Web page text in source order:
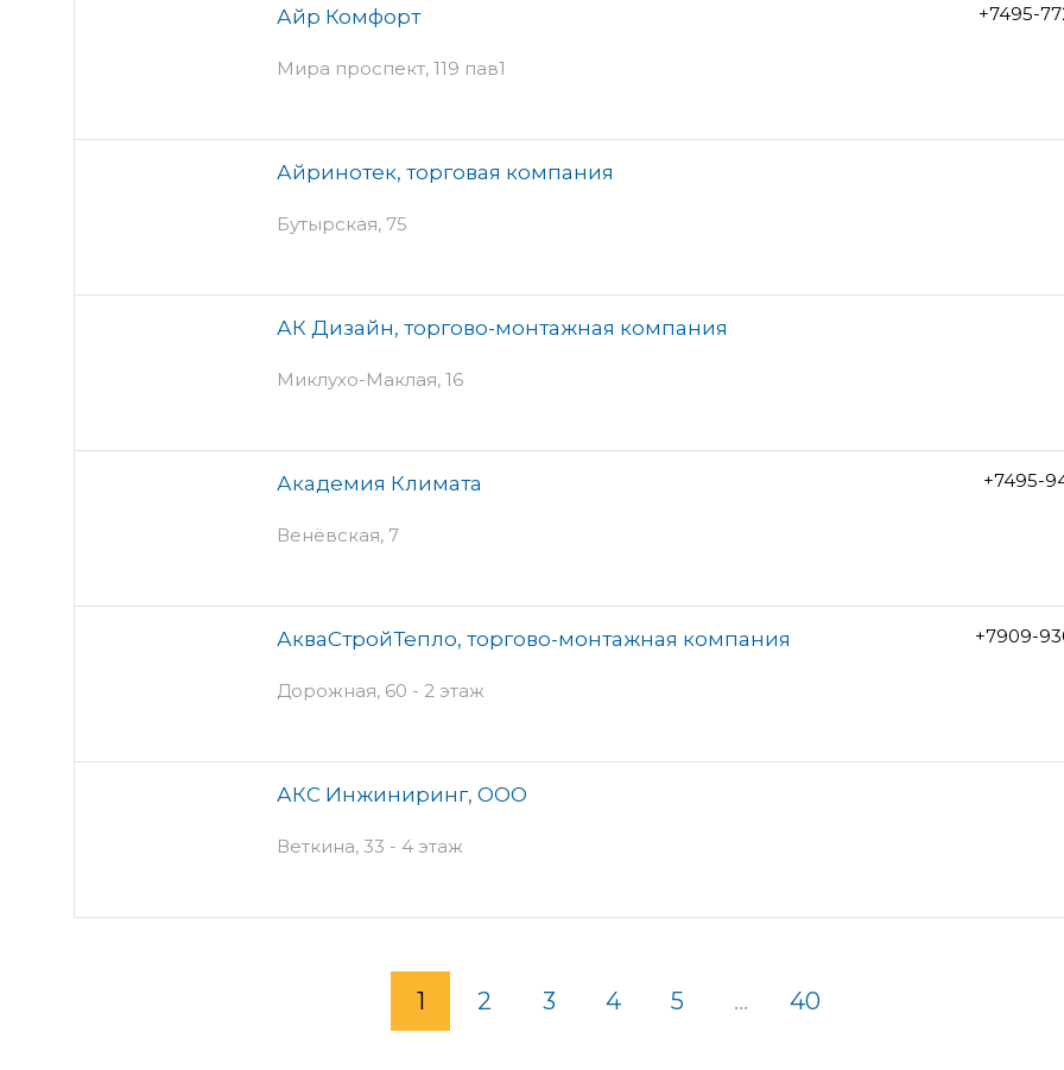
Айр Комфорт
Мира проспект, 119 пав1
+7495-
Айринотек, торговая компания
Бутырская, 75
АК Дизайн, торгово-монтажная компания
Миклухо-Маклая, 16
Академия Климата
Венёвская, 7
+7495-
АкваСтройТепло, торгово-монтажная компания
Дорожная, 60 - 2 этаж
+7909-
АКС Инжиниринг, ООО
Веткина, 33 - 4 этаж
1 2 3 4 5 ... 40